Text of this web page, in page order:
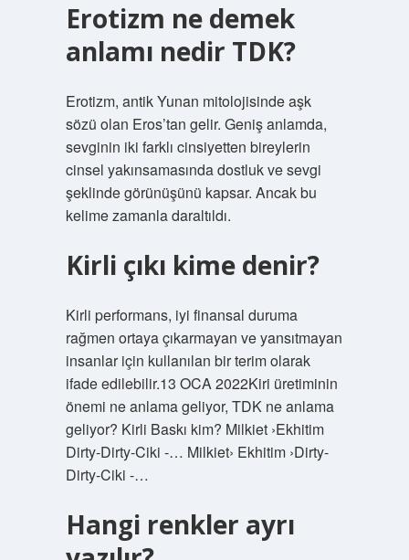
Erotizm ne demek
anlamı nedir TDK?
Erotizm, antik Yunan mitolojisinde aşk
sözü olan Eros’tan gelir. Geniş anlamda,
sevginin iki farklı cinsiyetten bireylerin
cinsel yakınsamasında dostluk ve sevgi
şeklinde görünüşünü kapsar. Ancak bu
kelime zamanla daraltıldı.
Kirli çıkı kime denir?
Kirli performans, iyi finansal duruma
rağmen ortaya çıkarmayan ve yansıtmayan
insanlar için kullanılan bir terim olarak
ifade edilebilir.13 OCA 2022Kiri üretiminin
önemi ne anlama geliyor, TDK ne anlama
geliyor? Kirli Baskı kim? Milkiet ›Ekhitim
Dirty-Dirty-Ciki -… Milkiet› Ekhitim ›Dirty-
Dirty-Ciki -…
Hangi renkler ayrı